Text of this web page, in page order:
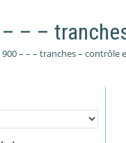
– –
– – – tranches – contrôle